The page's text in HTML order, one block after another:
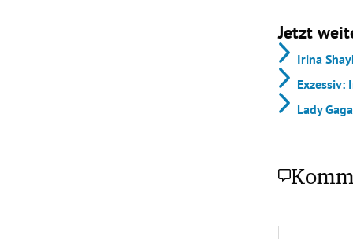
Jetzt
Irina
Exzessiv:
Lady